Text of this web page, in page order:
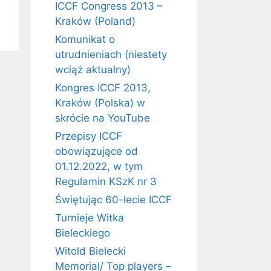
ICCF Congress 2013 –
Kraków (Poland)
Komunikat o
utrudnieniach (niestety
wciąż aktualny)
Kongres ICCF 2013,
Kraków (Polska) w
skrócie na YouTube
Przepisy ICCF
obowiązujące od
01.12.2022, w tym
Regulamin KSzK nr 3
Świętując 60-lecie ICCF
Turnieje Witka
Bieleckiego
Witold Bielecki
Memorial/ Top players –